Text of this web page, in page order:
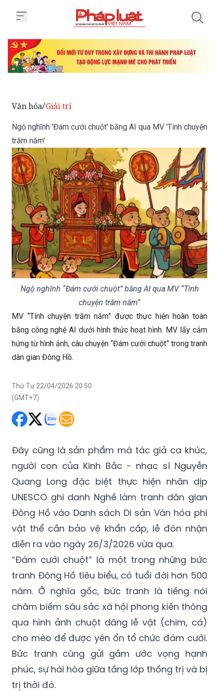
Văn hóa/Giải trí
Ngộ nghĩnh 'Đám cưới chuột' bằng AI qua MV 'Tính chuyện
trăm năm'
Ngộ nghĩnh “Đám cưới chuột” bằng AI qua MV “Tình
chuyện trăm năm”
MV “Tính chuyện trăm năm” được thực hiện hoàn toàn
bằng công nghệ AI dưới hình thức hoạt hình. MV lấy cảm
hứng từ hình ảnh, câu chuyện “Đám cưới chuột” trong tranh
dân gian Đông Hồ.
Thứ Tư 22/04/2026 20:50
(GMT+7)
Đây cũng là sản phẩm mà tác giả ca khúc,
người con của Kinh Bắc - nhạc sĩ Nguyễn
Quang Long đặc biệt thực hiện nhân dịp
UNESCO ghi danh Nghề làm tranh dân gian
Đông Hồ vào Danh sách Di sản Văn hóa phi
vật thể cần bảo vệ khẩn cấp, lễ đón nhận
diễn ra vào ngày 26/3/2026 vừa qua.
“Đám cưới chuột” là một trong những bức
tranh Đông Hồ tiêu biểu, có tuổi đời hơn 500
năm. Ở nghĩa gốc, bức tranh là tiếng nói
châm biếm sâu sắc xã hội phong kiến thông
qua hình ảnh chuột dâng lễ vật (chim, cá)
cho mèo để được yên ổn tổ chức đám cưới.
Bức tranh cũng gửi gắm ước vọng hạnh
phúc, sự hài hòa giữa tầng lớp thống trị và bị
trị thời đó.